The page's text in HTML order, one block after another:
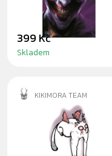
399 Kč
Skladem
KIKIMORA TEAM
ČIČIMORA
LONGHANDS
ODZNAK